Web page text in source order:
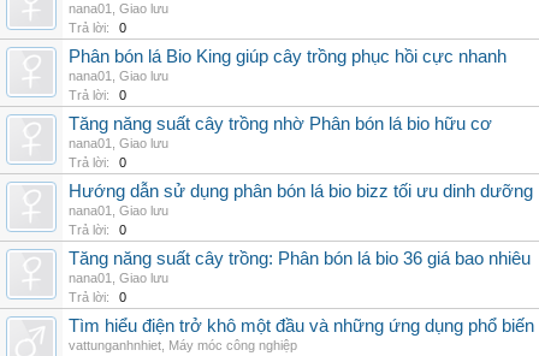
nana01
Giao lưu
Trả lời:
0
Phân bón lá Bio King giúp cây trồng phục hồi cực nhanh
nana01
Giao lưu
Trả lời:
0
Tăng năng suất cây trồng nhờ Phân bón lá bio hữu cơ
nana01
Giao lưu
Trả lời:
0
Hướng dẫn sử dụng phân bón lá bio bizz tối ưu dinh dưỡng
nana01
Giao lưu
Trả lời:
0
Tăng năng suất cây trồng: Phân bón lá bio 36 giá bao nhiêu
nana01
Giao lưu
Trả lời:
0
Tìm hiểu điện trở khô một đầu và những ứng dụng phổ
vattunganhnhiet Máy móc công nghiệp